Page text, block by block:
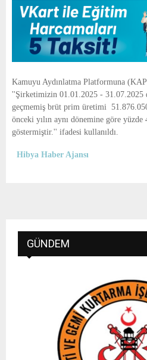
E
N
U
Kamuyu Aydınlatma Platformuna
''Şirketimizin 01.01.2025 - 31.07.2025
geçmemiş brüt prim üretimi
önceki yılın aynı dönemine göre yüzde
göstermiştir.'' ifadesi kullanıldı.
Hibya Haber Ajansı
GÜNDEM